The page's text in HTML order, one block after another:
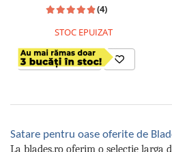
(4)
STOC EPUIZAT
INDISPONIBIL
Satare pentru oase oferite de
La blades.ro oferim o selectie larga